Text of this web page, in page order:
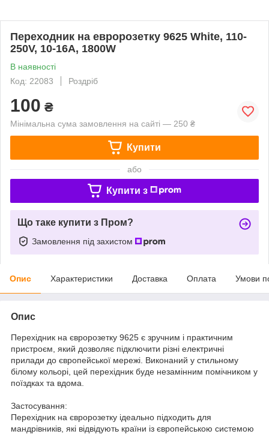
Переходник на евророзетку 9625 White, 110-
250V, 10-16A, 1800W
В наявності
Код: 22083
Роздріб
100 ₴
Мінімальна сума замовлення на сайті — 250 ₴
Купити
або
Купити з
Що таке купити з Пром?
Замовлення під захистом
Опис Характеристики Доставка Оплата Умови
Опис
Перехідник на євророзетку 9625 є зручним і практичним
пристроєм, який дозволяє підключити різні електричні
прилади до європейської мережі. Виконаний у стильному
білому кольорі, цей перехідник буде незамінним помічником у
поїздках та вдома.
Застосування:
Перехідник на євророзетку ідеально підходить для
мандрівників, які відвідують країни із європейською системою